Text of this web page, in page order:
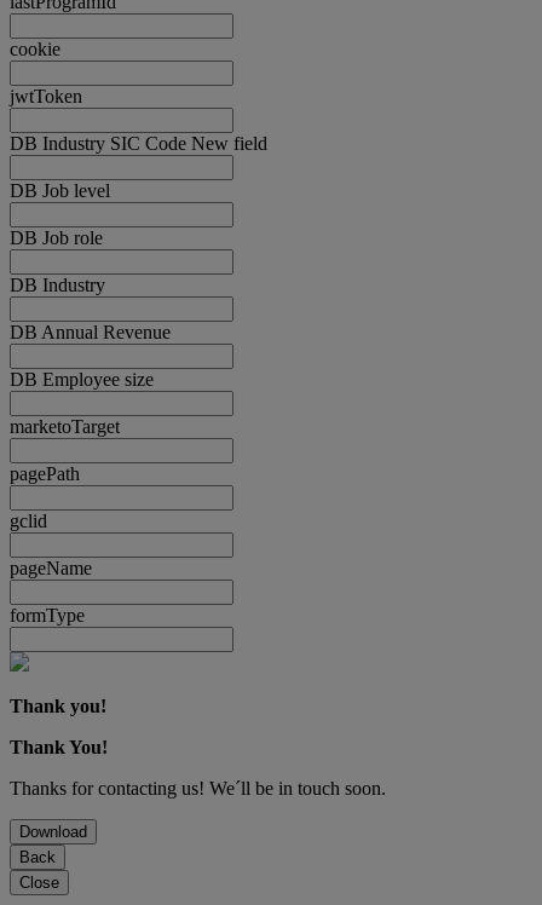
cookie
jwtToken
DB Industry SIC Code New field
DB Job level
DB Job role
DB Industry
DB Annual Revenue
DB Employee size
marketoTarget
pagePath
gclid
pageName
formType
Thank you!
Thank You!
Thanks for contacting us! We´ll be in touch soon.
Download
Back
Close